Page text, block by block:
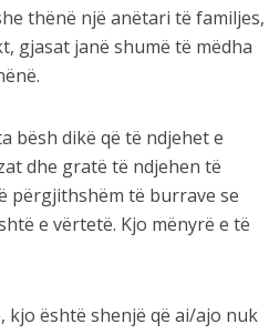
thënë një anëtari të familjes,
gjasat janë shumë të mëdha
bësh dikë që të ndjehet e
dhe gratë të ndjehen të
përgjithshëm të burrave se
e vërtetë. Kjo mënyrë e të
kjo është shenjë që ai/ajo nuk